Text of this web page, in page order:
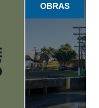
OBRAS